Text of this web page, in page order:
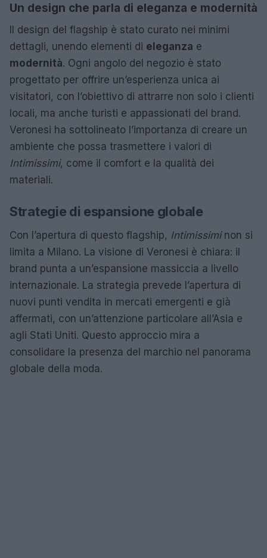
Un design che parla di eleganza e modernità
Il design del flagship è stato curato nei minimi
dettagli, unendo elementi di eleganza e
modernità. Ogni angolo del negozio è stato
progettato per offrire un’esperienza unica ai
visitatori, con l’obiettivo di attrarre non solo i clienti
locali, ma anche turisti e appassionati del brand.
Veronesi ha sottolineato l’importanza di creare un
ambiente che possa trasmettere i valori di
Intimissimi, come il comfort e la qualità dei
materiali.
Strategie di espansione globale
Con l’apertura di questo flagship, Intimissiminon si
limita a Milano. La visione di Veronesi è chiara: il
brand punta a un’espansione massiccia a livello
internazionale. La strategia prevede l’apertura di
nuovi punti vendita in mercati emergenti e già
affermati, con un’attenzione particolare all’Asia e
agli Stati Uniti. Questo approccio mira a
consolidare la presenza del marchio nel panorama
globale della moda.